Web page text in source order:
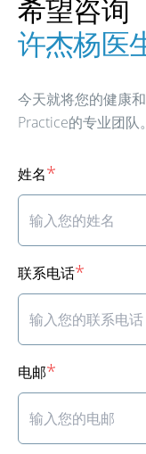
希望咨询
许杰杨医
今天就将您的健康
Practice的专业团队。
姓名*
联系电话*
电邮*